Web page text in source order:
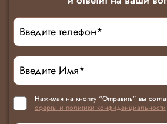
Нажимая на кнопку “Отправить” вы
оферты и политики конфиденциальности